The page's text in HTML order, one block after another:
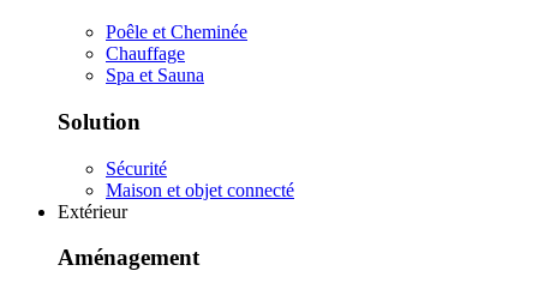
Poêle et Cheminée
Chauffage
Spa et Sauna
Solution
Sécurité
Maison et objet connecté
Extérieur
Aménagement